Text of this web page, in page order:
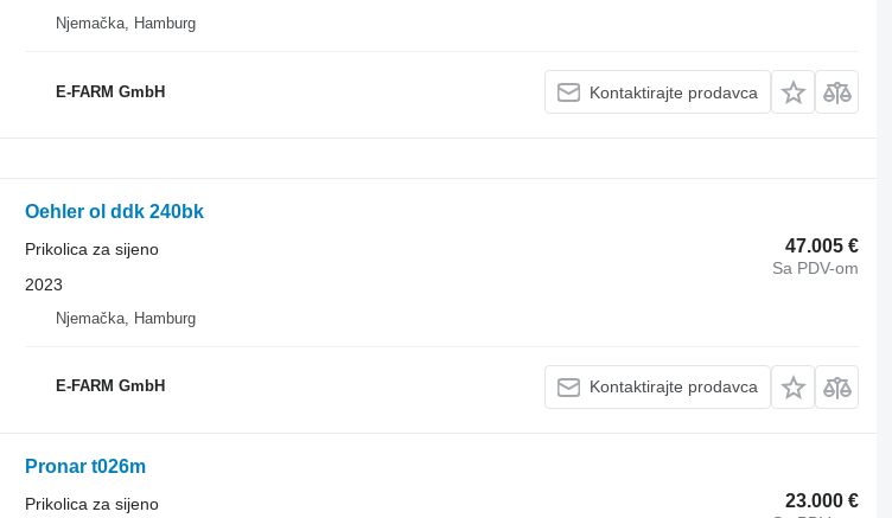
Njemačka, Hamburg
E-FARM GmbH Kontaktirajte prodavca
Oehler ol ddk 240bk
47.005 €
Sa PDV-om
Prikolica za sijeno
2023
Njemačka, Hamburg
E-FARM GmbH Kontaktirajte prodavca
Pronar t026m
23.000 €
Prikolica za sijeno